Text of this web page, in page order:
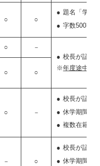
○ ○
題名「学校
字数500字
○
－
校長が証印
※年度途中の
○ ○
○ －
校長が証印
休学期間が
複数在籍校
－ ○
校長が証印
休学期間が